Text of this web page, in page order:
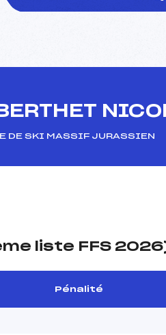
DE SKI MASSIF JURASSIEN
liste FFS
Pénalité